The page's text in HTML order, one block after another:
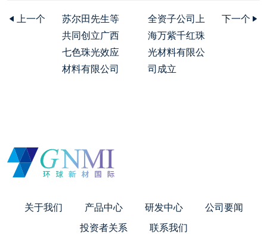
上一个
苏尔田先生等
共同创立广西
七色珠光效应
材料有限公司
全资子公司上
海万紫千红珠
光材料有限公
司成立
下一个
关于我们 产品中心 研发中心
公司要闻
投资者关系
联系我们